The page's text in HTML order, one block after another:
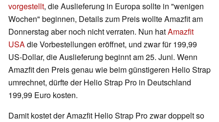
vorgestellt, die Auslieferung in Europa sollte in "wenigen
Wochen" beginnen, Details zum Preis wollte Amazfit am
Donnerstag aber noch nicht verraten. Nun hatAmazfit
USAdie Vorbestellungen eröffnet, und zwar für 199,99
US-Dollar, die Auslieferung beginnt am 25. Juni. Wenn
Amazfit den Preis genau wie beim günstigeren Helio Strap
umrechnet, dürfte der Helio Strap Pro in Deutschland
199,99 Euro kosten.
Damit kostet der Amazfit Helio Strap Pro zwar doppelt so